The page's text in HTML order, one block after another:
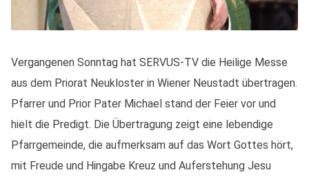
Vergangenen Sonntag hat SERVUS-TV die Heilige Messe
aus dem Priorat Neukloster in Wiener Neustadt übertragen.
Pfarrer und Prior Pater Michael stand der Feier vor und
hielt die Predigt. Die Übertragung zeigt eine lebendige
Pfarrgemeinde, die aufmerksam auf das Wort Gottes hört,
mit Freude und Hingabe Kreuz und Auferstehung Jesu